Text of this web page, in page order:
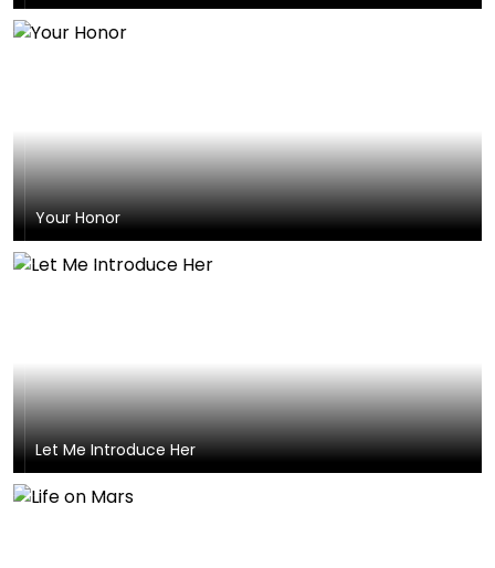
Your Honor
Let Me Introduce Her